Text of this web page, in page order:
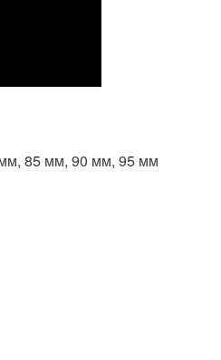
85 мм, 90 мм, 95 мм